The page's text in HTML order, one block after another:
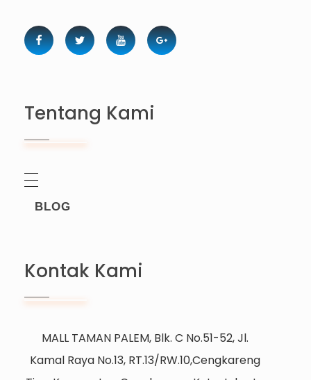
Tentang Kami
BLOG
Kontak Kami
MALL TAMAN PALEM, Blk. C No.51-52, Jl.
Kamal Raya No.13, RT.13/RW.10,Cengkareng